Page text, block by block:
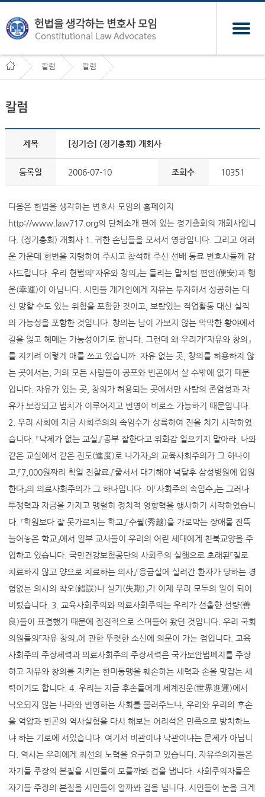
칼럼 칼럼
칼럼
제목 [정기승] (정기총회) 개회사
등록일 2006-07-10 조회수 10351
다음은 헌법을 생각하는 변호사 모임의 홈페이지
http://www.law717.org의 단체소개 편에 있는 정기총회의 개회사입니
다. (정기총회) 개회사 1. 귀한 손님들을 모셔서 영광입니다. 그리고 어려
운 가운데 헌변을 지탱하여 주시고 참석해 주신 선배 동료 변호사들께 감
사드립니다. 우리 헌법의『자유와 창의』는 들리는 말처럼 편안(便安)과 행
운(幸運)이 아닙니다. 시민들 개개인에게 자유는 투자해서 성공하는 대
신 망할 수도 있는 위험을 포함한 것이고, 보람있는 직업활동 대신 실직
의 가능성을 포함한 것입니다. 창의는 남이 가보지 않는 막막한 황야에서
길을 잃고 헤메는 가능성이기도 합니다. 그런데 왜 우리가『자유와 창의』
를 지키려 이렇게 애를 쓰고 있습니까. 자유 없는 곳, 창의를 허용하지 않
는 곳에서는, 거의 모든 사람들이 공포와 빈곤에서 살 수밖에 없기 때문
입니다. 자유가 있는 곳, 창의가 허용되는 곳에서만 사람의 존엄성과 자
유가 보장되고 법치가 이루어지고 번영이 비로소 가능하기 때문입니다.
2. 우리 사회에 지금 사회주의의 속임수가 상륙하여 진을 치기 시작하였
습니다. 『낙제가 없는 교실』『공부 잘한다고 위화감 일으키지 말아라. 나와
같은 교실에서 같은 진도(進度)로 나가자』의 교육사회주의가 그 하나이
고,『7,000원짜리 획일 진찰료』『줄서서 대기해야 넉달후 삼성병원에 입원
한다』의 의료사회주의가 그 하나입니다. 이『사회주의 속임수』는 그러나
투쟁력과 자금을 가지고 맹렬히 정치적 영향력을 행사하기 시작하였습니
다. 『학원보다 잘 못가르치는 학교』『수월(秀越)을 가로막는 장애물 잔뜩
늘어놓은 학교』에서 일부 교사들이 우리의 어린 세대에게 친북교양을 주
입하고 있습니다. 국민건강보험공단의 사회주의 실행으로 초래된『질로
치료하지 않고 양으로 치료하는 의사』『응급실에 실려간 환자가 당하는 경
험없는 의사의 착오(錯誤)나 실기(失期)』가 이제 우리 모두의 일이 되어
버렸습니다. 3. 교육사회주의와 의료사회주의는 우리가 선출한 선량(善
良)들이 표결했기 때문에 점진적으로 스며들어 왔던 것입니다. 우리 국회
의원들의『자유 창의』에 관한 뚜렷한 소신에 의문이 가는 점입니다. 교육
사회주의 주장세력과 의료사회주의 주장세력은 국가보안법폐지를 주장
하고 자유와 창의를 지키는 한미동맹을 훼손하는 세력과 손을 맞잡는 세
력이기도 합니다. 4. 우리는 지금 후손들에게 세계진운(世界進運)에서
낙오되지 않는 나라와 번영하는 사회를 물려주느냐, 우리와 우리의 후손
을 억압과 빈곤의 역사실험을 다시 해보는 어리석은 민족으로 방치하느
냐 하는 기로에 서있습니다. 여기서 비관이냐 낙관이냐는 문제가 아닙니
다. 역사는 우리에게 최선의 노력을 요구하고 있습니다. 자유주의자들은
자기들 주장의 본질을 시민들이 모를까봐 겁을 냅니다. 사회주의자들은
자기들 주장의 본질을 시민들이 알까봐 겁을 냅니다. 시민들이 눈을 크게